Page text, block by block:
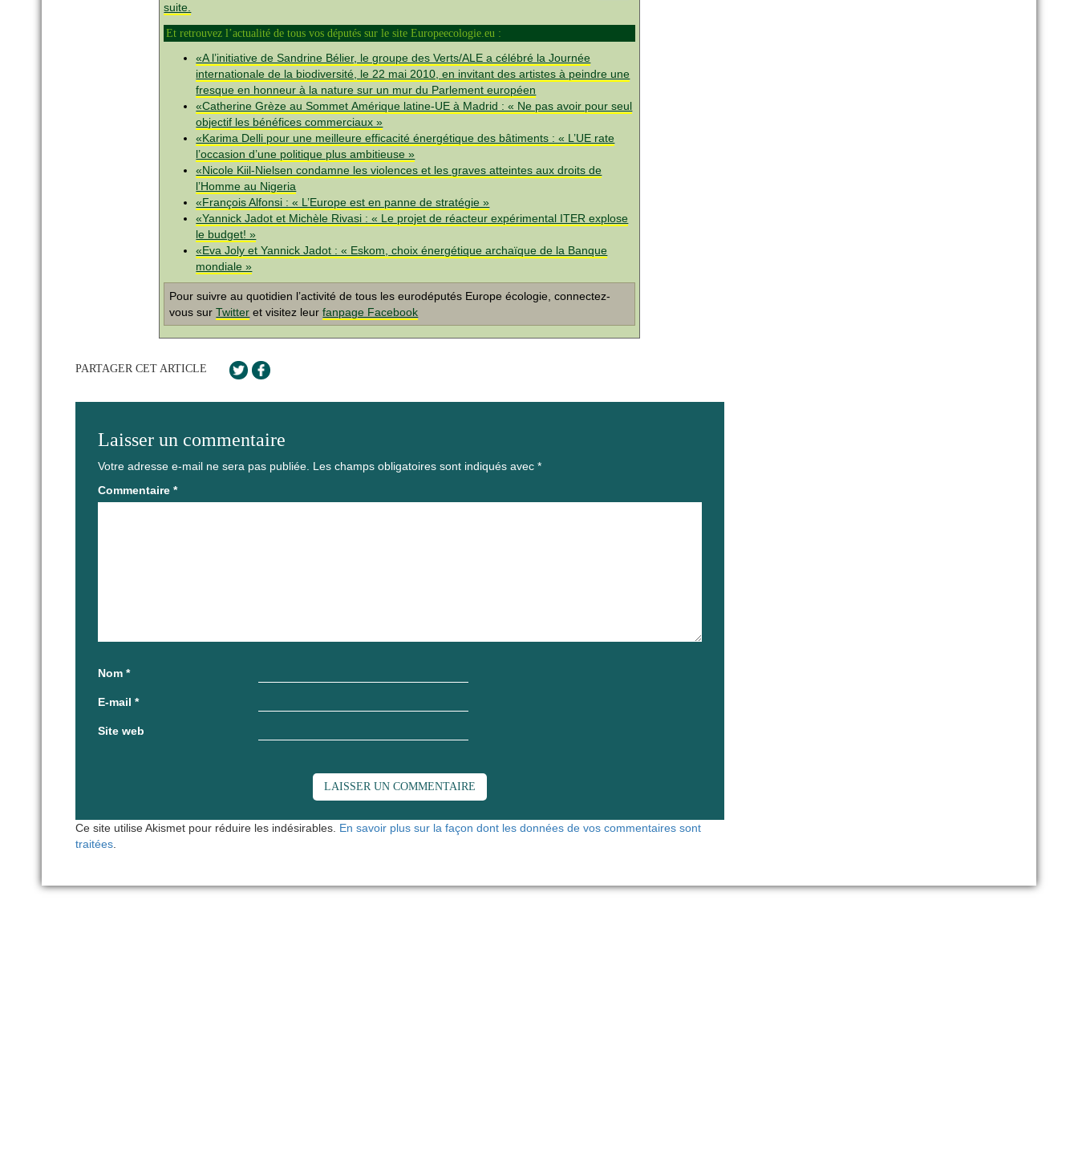
suite.
Et retrouvez l’actualité de tous vos députés sur le site Europeecologie.eu :
«A l’initiative de Sandrine Bélier, le groupe des Verts/ALE a célébré la Journée
internationale de la biodiversité, le 22 mai 2010, en invitant des artistes à peindre une
fresque en honneur à la nature sur un mur du Parlement européen
«Catherine Grèze au Sommet Amérique latine-UE à Madrid : « Ne pas avoir pour seul
objectif les bénéfices commerciaux »
«Karima Delli pour une meilleure efficacité énergétique des bâtiments : « L’UE rate
l’occasion d’une politique plus ambitieuse »
«Nicole Kiil-Nielsen condamne les violences et les graves atteintes aux droits de
l’Homme au Nigeria
«François Alfonsi : « L’Europe est en panne de stratégie »
«Yannick Jadot et Michèle Rivasi : « Le projet de réacteur expérimental ITER explose
le budget! »
«Eva Joly et Yannick Jadot : « Eskom, choix énergétique archaïque de la Banque
mondiale »
Pour suivre au quotidien l’activité de tous les eurodéputés Europe écologie, connectez-
vous surTwitter et visitez leurfanpage Facebook
PARTAGER CET ARTICLE
Laisser un commentaire
Votre adresse e-mail ne sera pas publiée. Les champs obligatoires sont indiqués avec *
Commentaire *
Nom *
E-mail *
Site web
Ce site utilise Akismet pour réduire les indésirables. En savoir plus sur la façon dont les données de vos commentaires sont
traitées